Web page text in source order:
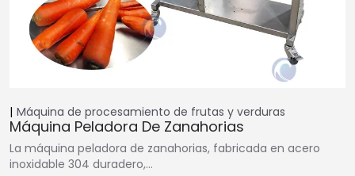
Máquina de procesamiento de frutas y verduras
Máquina Peladora De Zanahorias
La máquina peladora de zanahorias, fabricada en acero
inoxidable 304 duradero,…